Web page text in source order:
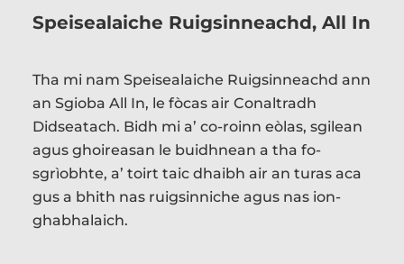
Speisealaiche Ruigsinneachd, All In
Tha mi nam Speisealaiche Ruigsinneachd ann
an Sgioba All In, le fòcas air Conaltradh
Didseatach. Bidh mi a’ co-roinn eòlas, sgilean
agus ghoireasan le buidhnean a tha fo-
sgrìobhte, a’ toirt taic dhaibh air an turas aca
gus a bhith nas ruigsinniche agus nas ion-
ghabhalaich.